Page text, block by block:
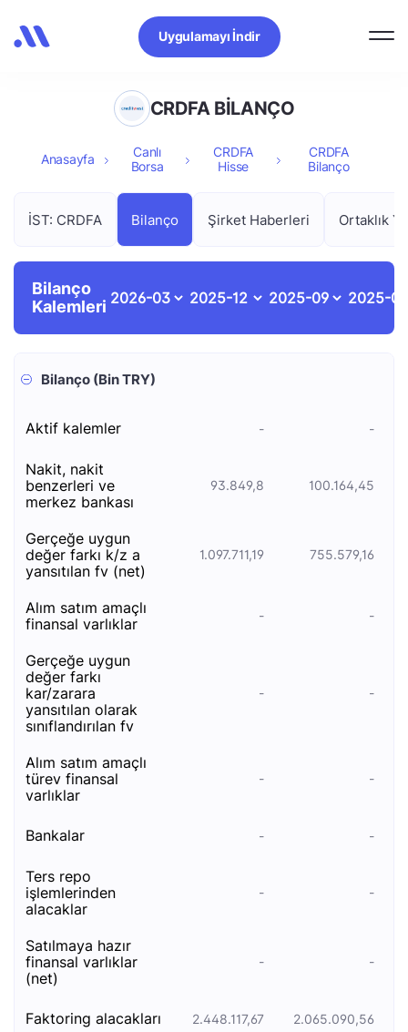
Uygulamayı İndir
CRDFA BİLANÇO
Anasayfa
Canlı
Borsa
CRDFA
Hisse
CRDFA
Bilanço
İST: CRDFA Bilanço Şirket Haberleri Ortaklık
Bilanço
Kalemleri
Bilanço (Bin TRY)
akti̇f kalemler - -
naki̇t, naki̇t
benzerleri̇ ve
merkez bankasi
93.849,8 100.164,45
gerçeğe uygun
değer farki k/z a
yansitilan fv (net)
1.097.711,19 755.579,16
alım satım amaçlı
finansal varlıklar
- -
gerçeğe uygun
değer farkı
kar/zarara
yansıtılan olarak
sınıflandırılan fv
- -
alım satım amaçlı
türev finansal
varlıklar
- -
bankalar - -
ters repo
i̇şlemleri̇nden
alacaklar
- -
satilmaya hazir
fi̇nansal varliklar
(net)
- -
faktori̇ng alacaklari 2.448.117,67 2.065.090,56